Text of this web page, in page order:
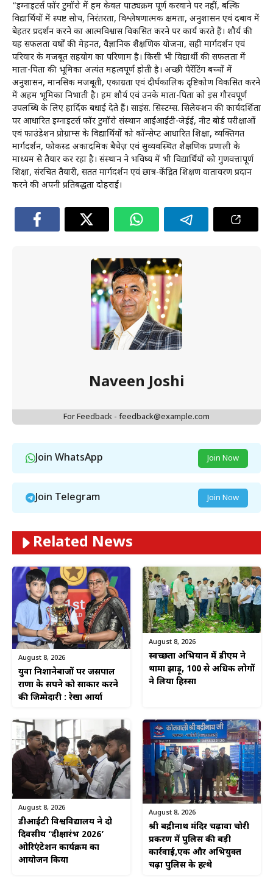
“इग्नाइटर्स फॉर टुमॉरो में हम केवल पाठ्यक्रम पूर्ण करवाने पर नहीं, बल्कि
विद्यार्थियों में स्पष्ट सोच, निरंतरता, विश्लेषणात्मक क्षमता, अनुशासन एवं दबाव में
बेहतर प्रदर्शन करने का आत्मविश्वास विकसित करने पर कार्य करते हैं। शौर्य की
यह सफलता वर्षों की मेहनत, वैज्ञानिक शैक्षणिक योजना, सही मार्गदर्शन एवं
परिवार के मजबूत सहयोग का परिणाम है। किसी भी विद्यार्थी की सफलता में
माता-पिता की भूमिका अत्यंत महत्वपूर्ण होती है। अच्छी पैरेंटिंग बच्चों में
अनुशासन, मानसिक मजबूती, एकाग्रता एवं दीर्घकालिक दृष्टिकोण विकसित करने
में अहम भूमिका निभाती है। हम शौर्य एवं उनके माता-पिता को इस गौरवपूर्ण
उपलब्धि के लिए हार्दिक बधाई देते हैं। साइंस. सिस्टम्स. सिलेक्शन की कार्यदर्शिता
पर आधारित इग्नाइटर्स फॉर टुमॉरो संस्थान आईआईटी-जेईई, नीट बोर्ड परीक्षाओं
एवं फाउंडेशन प्रोग्राम्स के विद्यार्थियों को कॉन्सेप्ट आधारित शिक्षा, व्यक्तिगत
मार्गदर्शन, फोकस्ड अकादमिक बैचेज़ एवं सुव्यवस्थित शैक्षणिक प्रणाली के
माध्यम से तैयार कर रहा है। संस्थान ने भविष्य में भी विद्यार्थियों को गुणवत्तापूर्ण
शिक्षा, संरचित तैयारी, सतत मार्गदर्शन एवं छात्र-केंद्रित शिक्षण वातावरण प्रदान
करने की अपनी प्रतिबद्धता दोहराई।
Naveen Joshi
For Feedback - feedback@example.com
Join WhatsApp Join Now
Join Telegram Join Now
Related News
August 8, 2026
युवा निशानेबाजों पर जसपाल
राणा के सपने को साकार करने
की जिम्मेदारी : रेखा आर्या
August 8, 2026
स्वच्छता अभियान में डीएम ने
थामा झाड़ू, 100 से अधिक लोगों
ने लिया हिस्सा
August 8, 2026
डीआईटी विश्वविद्यालय ने दो
दिवसीय ‘दीक्षारंभ 2026’
ओरिएंटेशन कार्यक्रम का
आयोजन किया
August 8, 2026
श्री बद्रीनाथ मंदिर चढ़ावा चोरी
प्रकरण में पुलिस की बड़ी
कार्रवाई,एक और अभियुक्त
चढ़ा पुलिस के हत्थे